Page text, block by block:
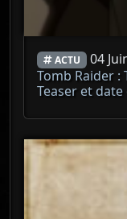
ACTU 04
Tomb Raider :
Teaser et